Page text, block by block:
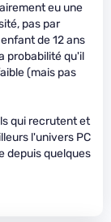
eu une
pas par
de 12 ans
probabilité qu'il
(mais pas
qui recrutent et
l'univers PC
depuis quelques